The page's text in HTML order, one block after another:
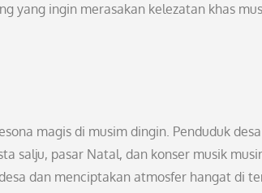
yang ingin merasakan kelezatan khas
magis di musim dingin. Penduduk desa
salju, pasar Natal, dan konser musik
dan menciptakan atmosfer hangat di